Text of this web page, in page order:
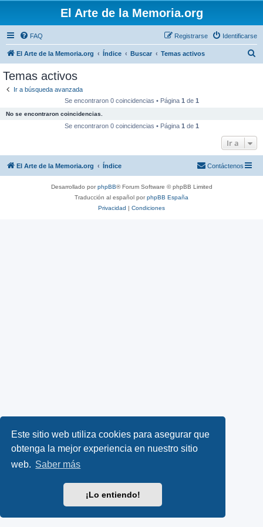
Este sitio web utiliza cookies para asegurar que
obtenga la mejor experiencia en nuestro sitio
web. Saber más
¡Lo entiendo!
El Arte de la Memoria.org
FAQ Identificarse
Registrarse
El Arte de la Memoria.org Índice Buscar Temas activos
Temas activos
Ir a búsqueda avanzada
Se encontraron 0 coincidencias • Página 1 de 1
No se encontraron coincidencias.
Se encontraron 0 coincidencias • Página 1 de 1
Ir a
El Arte de la Memoria.org Índice Contáctenos
Desarrollado porphpBB® Forum Software © phpBB Limited
Traducción al español porphpBB España
Privacidad | Condiciones